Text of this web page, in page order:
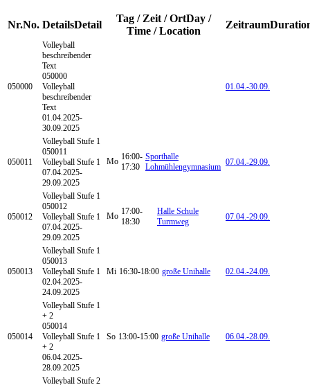
Nr.No. DetailsDetail
Tag / Zeit / OrtDay /
Time / Location
Zeitraum
050000
Volleyball
beschreibender
Text
050000
Volleyball
beschreibender
Text
01.04.2025-
30.09.2025
01.04.-30.09.
050011
Volleyball Stufe 1
050011
Volleyball Stufe 1
07.04.2025-
29.09.2025
Mo 16:00-
17:30
Sporthalle
Lohmühlengymnasium 07.04.-29.09.
050012
Volleyball Stufe 1
050012
Volleyball Stufe 1
07.04.2025-
29.09.2025
Mo 17:00-
18:30
Halle Schule
Turmweg
07.04.-29.09.
050013
Volleyball Stufe 1
050013
Volleyball Stufe 1
02.04.2025-
24.09.2025
Mi 16:30-18:00 große Unihalle 02.04.-24.09.
050014
Volleyball Stufe 1
+ 2
050014
Volleyball Stufe 1
+ 2
06.04.2025-
28.09.2025
So 13:00-15:00 große Unihalle 06.04.-28.09.
Volleyball Stufe 2